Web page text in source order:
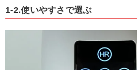
1-2.使いやすさで選ぶ